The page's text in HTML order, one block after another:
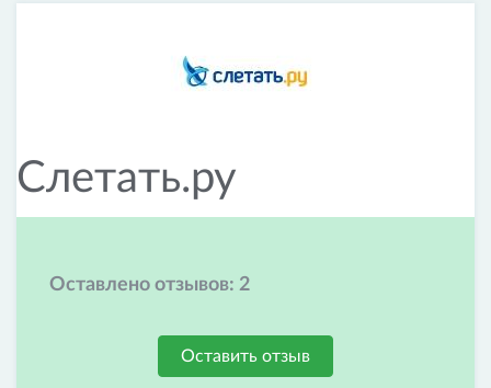
Слетать.ру
Оставлено отзывов: 2
Оставить отзыв